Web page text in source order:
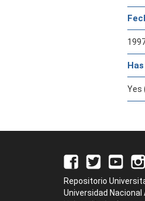
Yes
Repositorio
Universidad Nacional